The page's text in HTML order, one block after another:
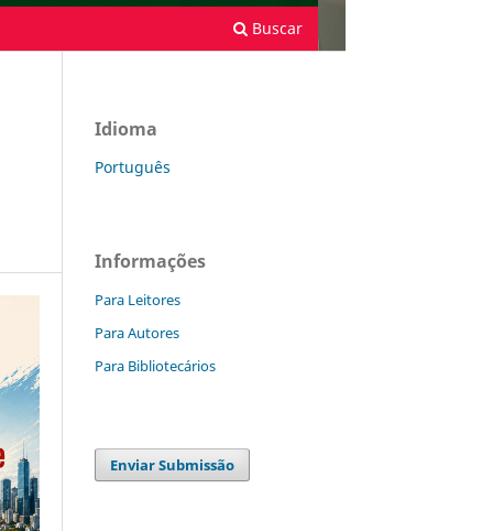
Buscar
Idioma
Português
Informações
Para Leitores
Para Autores
Para Bibliotecários
Enviar Submissão